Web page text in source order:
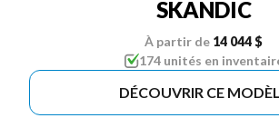
SKANDIC
À partir de 14 044 $
174 unités en
DÉCOUVRIR CE